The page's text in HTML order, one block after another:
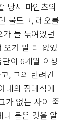
당시 마인츠의
불도그, 레오를
늘 묶여있던
오가 알 리 없었
이 6개월 이상
, 그의 반려견
내의 장례식에
가 없는 사이 죽
나 묻은 것을 알